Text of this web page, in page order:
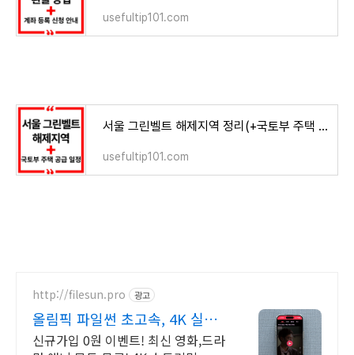
usefultip101.com
서울 그린벨트 해제지역 정리(+국토부 주택 공급 공식 일정)
usefultip101.com
http://filesun.pro 광고
올림픽 파일썬 초고속, 4K 실시
간 보기!
신규가입 0원 이벤트! 최신 영화,드라